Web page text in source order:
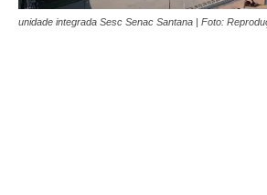
unidade integrada Sesc Senac Santana | Foto: